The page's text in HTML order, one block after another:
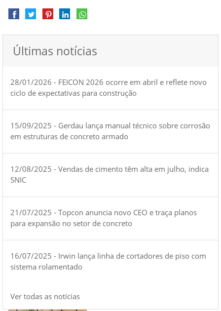
Últimas notícias
28/01/2026 - FEICON 2026 ocorre em abril e reflete novo
ciclo de expectativas para construção
15/09/2025 - Gerdau lança manual técnico sobre corrosão
em estruturas de concreto armado
12/08/2025 - Vendas de cimento têm alta em julho, indica
SNIC
21/07/2025 - Topcon anuncia novo CEO e traça planos
para expansão no setor de concreto
16/07/2025 - Irwin lança linha de cortadores de piso com
sistema rolamentado
Ver todas as notícias